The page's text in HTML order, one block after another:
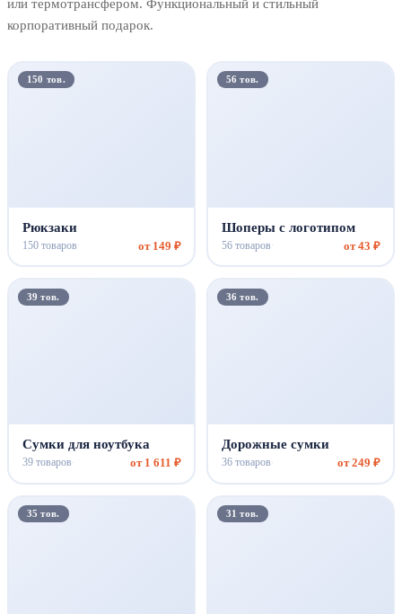
или термотрансфером. Функциональный и стильный
корпоративный подарок.
150 тов.
Рюкзаки
150 товаров· от 149 ₽
56 тов.
Шоперы с логотипом
56 товаров· от 43 ₽
39 тов.
Сумки для ноутбука
39 товаров· от 1 611 ₽
36 тов.
Дорожные сумки
36 товаров· от 249 ₽
35 тов. 31 тов.